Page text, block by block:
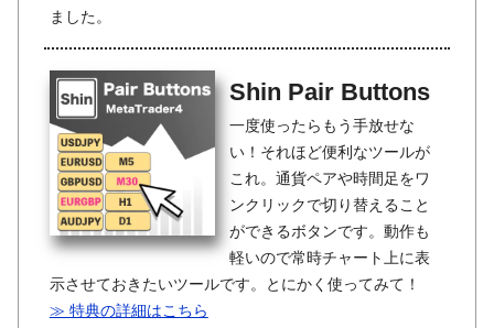
ました。
Shin Pair Buttons
一度使ったらもう手放せな
い！それほど便利なツールが
これ。通貨ペアや時間足をワ
ンクリックで切り替えること
ができるボタンです。動作も
軽いので常時チャート上に表
示させておきたいツールです。とにかく使ってみて！
≫ 特典の詳細はこちら